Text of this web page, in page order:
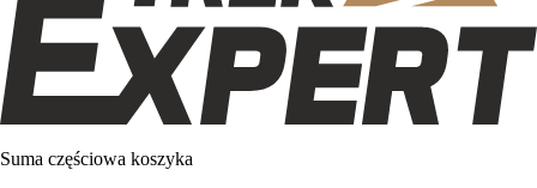
Suma częściowa koszyka